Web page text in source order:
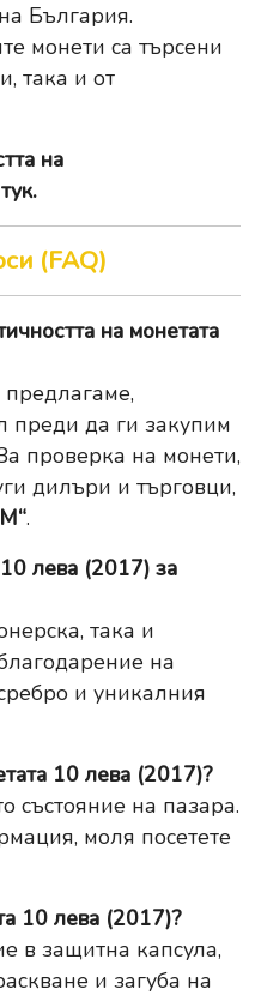
България.
монети са търсени
така и от
на
.
(FAQ)
на монетата
преди да ги закупим
проверка на монети,
дилъри и търговци,
.
лева (2017) за
така и
на
и уникалния
10 лева (2017)?
състояние на пазара.
моля посетете
10 лева (2017)?
в защитна капсула,
и загуба на